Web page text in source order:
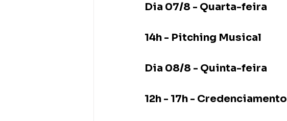
Dia 07/8 - Quarta-feira
14h - Pitching Musical
Dia 08/8 - Quinta-feira
12h - 17h - Credenciamento